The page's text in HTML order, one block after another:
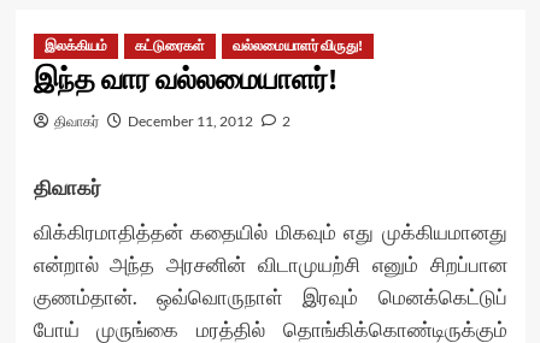
இலக்கியம் கட்டுரைகள் வல்லமையாளர் விருது!
இந்த வார வல்லமையாளர்!
திவாகர் December 11, 2012 2
திவாகர்
விக்கிரமாதித்தன் கதையில் மிகவும் எது முக்கியமானது
என்றால் அந்த அரசனின் விடாமுயற்சி எனும் சிறப்பான
குணம்தான். ஒவ்வொருநாள் இரவும் மெனக்கெட்டுப்
போய் முருங்கை மரத்தில் தொங்கிக்கொண்டிருக்கும்